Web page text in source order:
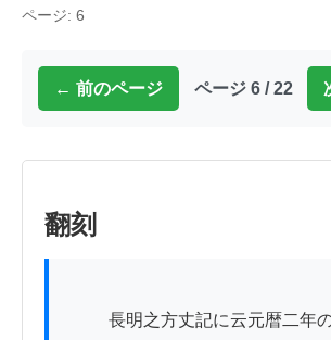
ページ: 6
← 前のページ ページ 6 / 22
翻刻